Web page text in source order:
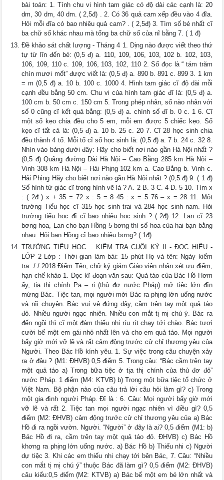
bài toán: 1. Tính chu vi hình tam giác có độ dài các cạnh là: 20
dm, 30 dm, 40 dm. ( 2,5đ) . 2. Có 36 quả cam xếp đều vào 4 đĩa.
Hỏi mỗi đĩa có bao nhiêu quả cam? . ( 2,5đ) 3. Tìm số bé nhất cĩ
ba chữ số khác nhau mà tổng ba chữ số của nĩ bằng 7. ( 1 đ)
Đề khảo sát chất lượng - Tháng 4 1. Dịng nào được viết theo thứ
tự từ lĩn đến bé: (0,5 đ) a. 110, 109, 106, 103, 102 b. 102, 103,
106, 109, 110 c. 109, 106, 103, 102, 110 2. Số đọc là “ tám trăm
chín mươi mốt” được viết là: (0,5 đ) a. 890 b. 891 c. 899 3. 1 km
= m (0,5 đ) a. 10 b. 100 c. 1000 4. Hình tam giác cĩ độ dài mỗi
cạnh đều bằng 50 cm. Chu vi của hình tam giác đĩ là: (0,5 đ) a.
100 cm b. 50 cm c. 150 cm 5. Trong phép nhân, số nào nhân với
số 0 cũng cĩ kết quả bằng: (0,5 đ) a. chính số đĩ b. 0 c. 1 6. Cĩ
một số kẹo chia đều cho 5 em, mỗi em được 5 chiếc kẹo. Số
kẹo cĩ tất cả là: (0,5 đ) a. 10 b. 25 c. 20 7. Cĩ 28 học sinh chia
đều thành 4 tổ. Mỗi tổ cĩ số học sinh là: (0,5 đ) a. 7 b. 24 c. 32 8.
Nhìn vào bảng dưới đây: Hãy cho biết nơi nào gần Hà Nội nhất ?
(0,5 đ) Quãng đường Dài Hà Nội – Cao Bằng 285 km Hà Nội –
Vinh 308 km Hà Nội – Hải Phịng 102 km a. Cao Bằng b. Vinh c.
Hải Phịng Hãy cho biết nơi nào gần Hà Nội nhất ? (0,5 đ) 9. ( 1 đ)
Số hình tứ giác cĩ trong hình vẽ là ? A. 2 B. 3 C. 4 D. 5 10. Tìm x
: ( 2đ ) x + 35 = 72 x : 5 = 8 45 : x = 5 76 – x = 28 11. Một
trường Tiểu học cĩ 315 học sinh trai và 284 học sinh nam. Hỏi
trường tiểu học đĩ cĩ bao nhiêu học sinh ? ( 2đ) 12. Lan cĩ 23
bơng hoa, Lan cho bạn Hồng 5 bơng thì số hoa của hai bạn bằng
nhau. Hỏi bạn Hồng cĩ bao nhiêu bơng? ( 1đ)
TRƯỜNG TIỂU HỌC: . KIỂM TRA CUỐI KỲ II - ĐỌC HIỂU -
LỚP 2 Lớp : Thời gian làm bài: 15 phút Họ và tên: Ngày kiểm
tra: / /.2018 Điểm Tên, chữ ký giám Giáo viên nhận xét ưu điểm,
hạn chế khảo 1. Đọc kĩ đoạn văn sau: Quả táo của Bác Hồ Hơm
ấy, tịa thị chính Pa – ri (thủ đơ nước Pháp) mở tiệc lớn đĩn
mừng Bác. Tiệc tan, mọi người mời Bác ra phịng lớn uống nước
và nĩi chuyện. Bác vui vẻ đứng dậy, cầm trên tay một quả táo
đỏ. Nhiều người ngạc nhiên. Nhiều con mắt tị mị chú ý. Bác ra
đến ngồi thì cĩ một đám thiếu nhi ríu rít chạy tới chào. Bác tươi
cười bế một em gái nhỏ nhất lên và cho em quả táo. Mọi người
bấy giờ mới vỡ lẽ và rất cảm động trước cử chỉ thương yêu của
Người. Theo Bác Hồ kính yêu. 1. Sự việc trong câu chuyện xảy
ra ở đâu ? (M1: ĐHVB) 0,5 điểm 5. Trong câu: “Bác cầm trên tay
một quả táo a) Trong bữa tiệc ở tịa thị chính của thủ đơ đỏ”
nước Pháp. 1 điểm (M4: KTVB) b) Trong một bữa tiệc tổ chức ở
Việt Nam. Bộ phận nào của câu trả lời câu hỏi làm gì? c) Trong
một gia đình người Pháp. Đĩ là : 6. Câu: Mọi người bấy giờ mới
vỡ lẽ và rất 2. Tiệc tan mọi người ngạc nhiên vì điều gì? 0,5
điểm (M2: ĐHVB) cảm động trước cử chỉ thương yêu của a) Bác
Hồ đi ra ngồi vườn. Người. “Người” ở đây là ai? 0,5 điểm (M1: b)
Bác Hồ đi ra, cầm trên tay một quả táo đỏ. ĐHVB) c) Bác Hồ
khơng ra phịng lớn uống nước. a) Bác Hồ b) Thiếu nhi c) Người
dự tiệc 3. Khi các em thiếu nhi chạy tới bên Bác, 7. Câu: “Nhiều
con mắt tị mị chú ý” thuộc Bác đã làm gì? 0,5 điểm (M2: ĐHVB)
câu kiểu:0,5 điểm (M2: KTVB) a) Bác bế một em bé lớn nhất và